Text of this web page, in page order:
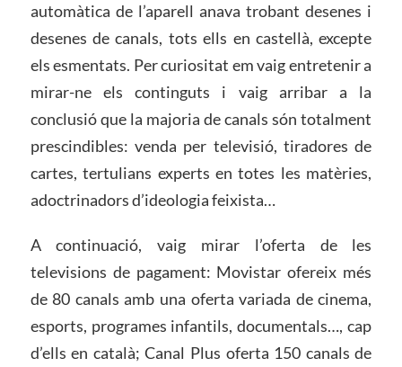
automàtica de l’aparell anava trobant desenes i
desenes de canals, tots ells en castellà, excepte
els esmentats. Per curiositat em vaig entretenir a
mirar-ne els continguts i vaig arribar a la
conclusió que la majoria de canals són totalment
prescindibles: venda per televisió, tiradores de
cartes, tertulians experts en totes les matèries,
adoctrinadors d’ideologia feixista…
A continuació, vaig mirar l’oferta de les
televisions de pagament: Movistar ofereix més
de 80 canals amb una oferta variada de cinema,
esports, programes infantils, documentals…, cap
d’ells en català; Canal Plus oferta 150 canals de